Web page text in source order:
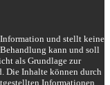
und stellt keine
kann und soll
als Grundlage zur
Die Inhalte können durch
Informationen